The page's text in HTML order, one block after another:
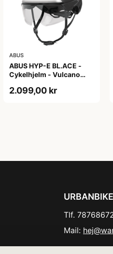
ABUS
ABUS HYP-E BL.ACE -
Cykelhjelm - Vulcano
2.099,00 kr
Tlf.
Mail: